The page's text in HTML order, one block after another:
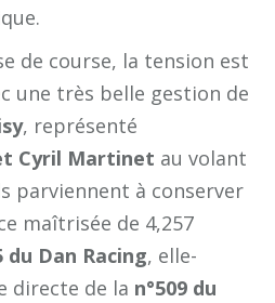
de course, la tension est
une très belle gestion de
, représenté
Cyril Martinet au volant
parviennent à conserver
maîtrisée de 4,257
du Dan Racing, elle-
directe de la n°509 du